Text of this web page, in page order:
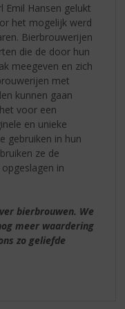
Emil Hansen gelukt
het mogelijk werd
Bierbrouwerijen
die de door hun
meegeven en zich
met
kunnen gaan
voor een
en unieke
gebruiken in hun
ze de
in
bierbrouwen. We
meer waardering
zo geliefde